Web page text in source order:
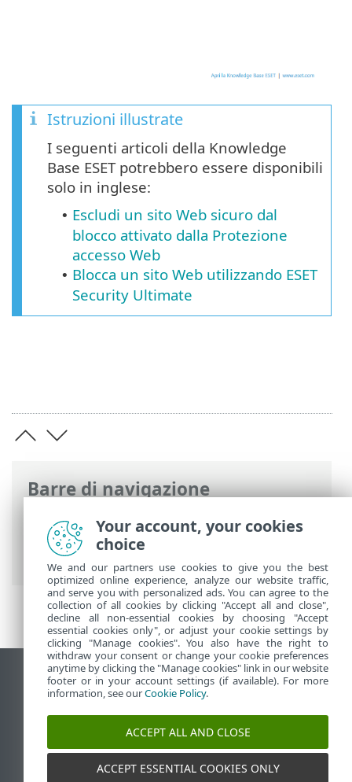
Barre di navigazione
Guida online ESET>ESET Security
Ultimate
>Configurazione avanzata
Protezioni
> Protezione accesso Web
Istruzioni illustrate
I seguenti articoli della Knowledge
Base ESET potrebbero essere disponibili
solo in inglese:
• Escludi un sito Web sicuro dal
blocco attivato dalla Protezione
accesso Web
• Blocca un sito Web utilizzando ESET
Security Ultimate
Visualizza sito desktop
End of Life
ESET Knowledge Base
ESET Status Portal
Your account, your cookies
choice
We and our partners use cookies to give you the best
optimized online experience, analyze our website traffic,
and serve you with personalized ads. You can agree to the
collection of all cookies by clicking "Accept all and close",
decline all non-essential cookies by choosing "Accept
essential cookies only", or adjust your cookie settings by
clicking "Manage cookies". You also have the right to
withdraw your consent or change your cookie preferences
anytime by clicking the "Manage cookies" link in our website
footer or in your account settings (if available). For more
information, see ourCookie Policy.
ACCEPT ALL AND CLOSE
ACCEPT ESSENTIAL COOKIES ONLY